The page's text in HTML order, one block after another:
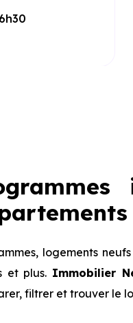
logements
et plus. Immobilier
filtrer et trouver le